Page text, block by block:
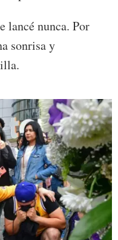
lancé nunca. Por
sonrisa y